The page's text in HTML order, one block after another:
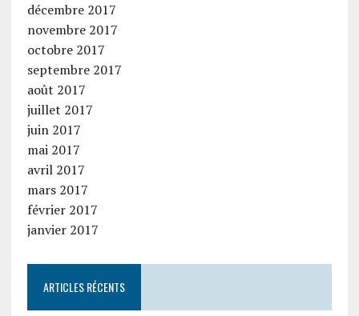
décembre 2017
novembre 2017
octobre 2017
septembre 2017
août 2017
juillet 2017
juin 2017
mai 2017
avril 2017
mars 2017
février 2017
janvier 2017
ARTICLES RÉCENTS